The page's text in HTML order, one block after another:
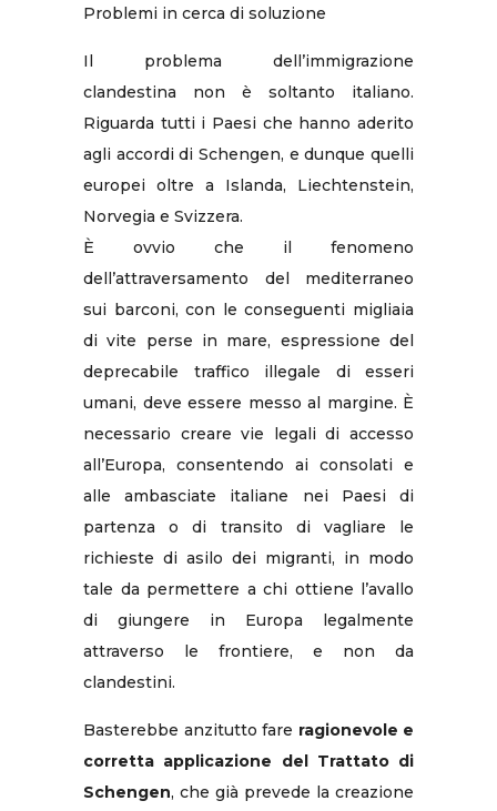
Problemi in cerca di soluzione
Il problema dell’immigrazione
clandestina non è soltanto italiano.
Riguarda tutti i Paesi che hanno aderito
agli accordi di Schengen, e dunque quelli
europei oltre a Islanda, Liechtenstein,
Norvegia e Svizzera.
È ovvio che il fenomeno
dell’attraversamento del mediterraneo
sui barconi, con le conseguenti migliaia
di vite perse in mare, espressione del
deprecabile traffico illegale di esseri
umani, deve essere messo al margine. È
necessario creare vie legali di accesso
all’Europa, consentendo ai consolati e
alle ambasciate italiane nei Paesi di
partenza o di transito di vagliare le
richieste di asilo dei migranti, in modo
tale da permettere a chi ottiene l’avallo
di giungere in Europa legalmente
attraverso le frontiere, e non da
clandestini.
Basterebbe anzitutto fare ragionevole e
corretta applicazione del Trattato di
Schengen, che già prevede la creazione